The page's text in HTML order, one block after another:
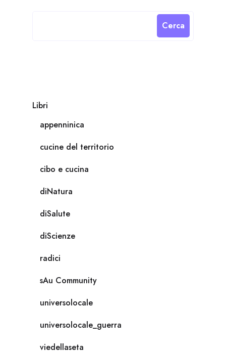
Cerca
Libri
appenninica
cucine del territorio
cibo e cucina
diNatura
diSalute
diScienze
radici
sAu Community
universolocale
universolocale_guerra
viedellaseta